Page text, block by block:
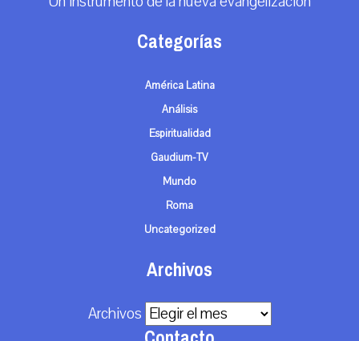
Categorías
América Latina
Análisis
Espiritualidad
Gaudium-TV
Mundo
Roma
Uncategorized
Archivos
Archivos